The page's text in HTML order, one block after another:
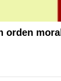
orden moral